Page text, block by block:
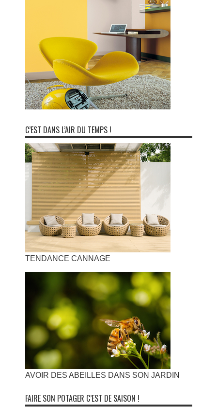
C’EST DANS L’AIR DU TEMPS !
TENDANCE CANNAGE
AVOIR DES ABEILLES DANS SON JARDIN
FAIRE SON POTAGER C’EST DE SAISON !